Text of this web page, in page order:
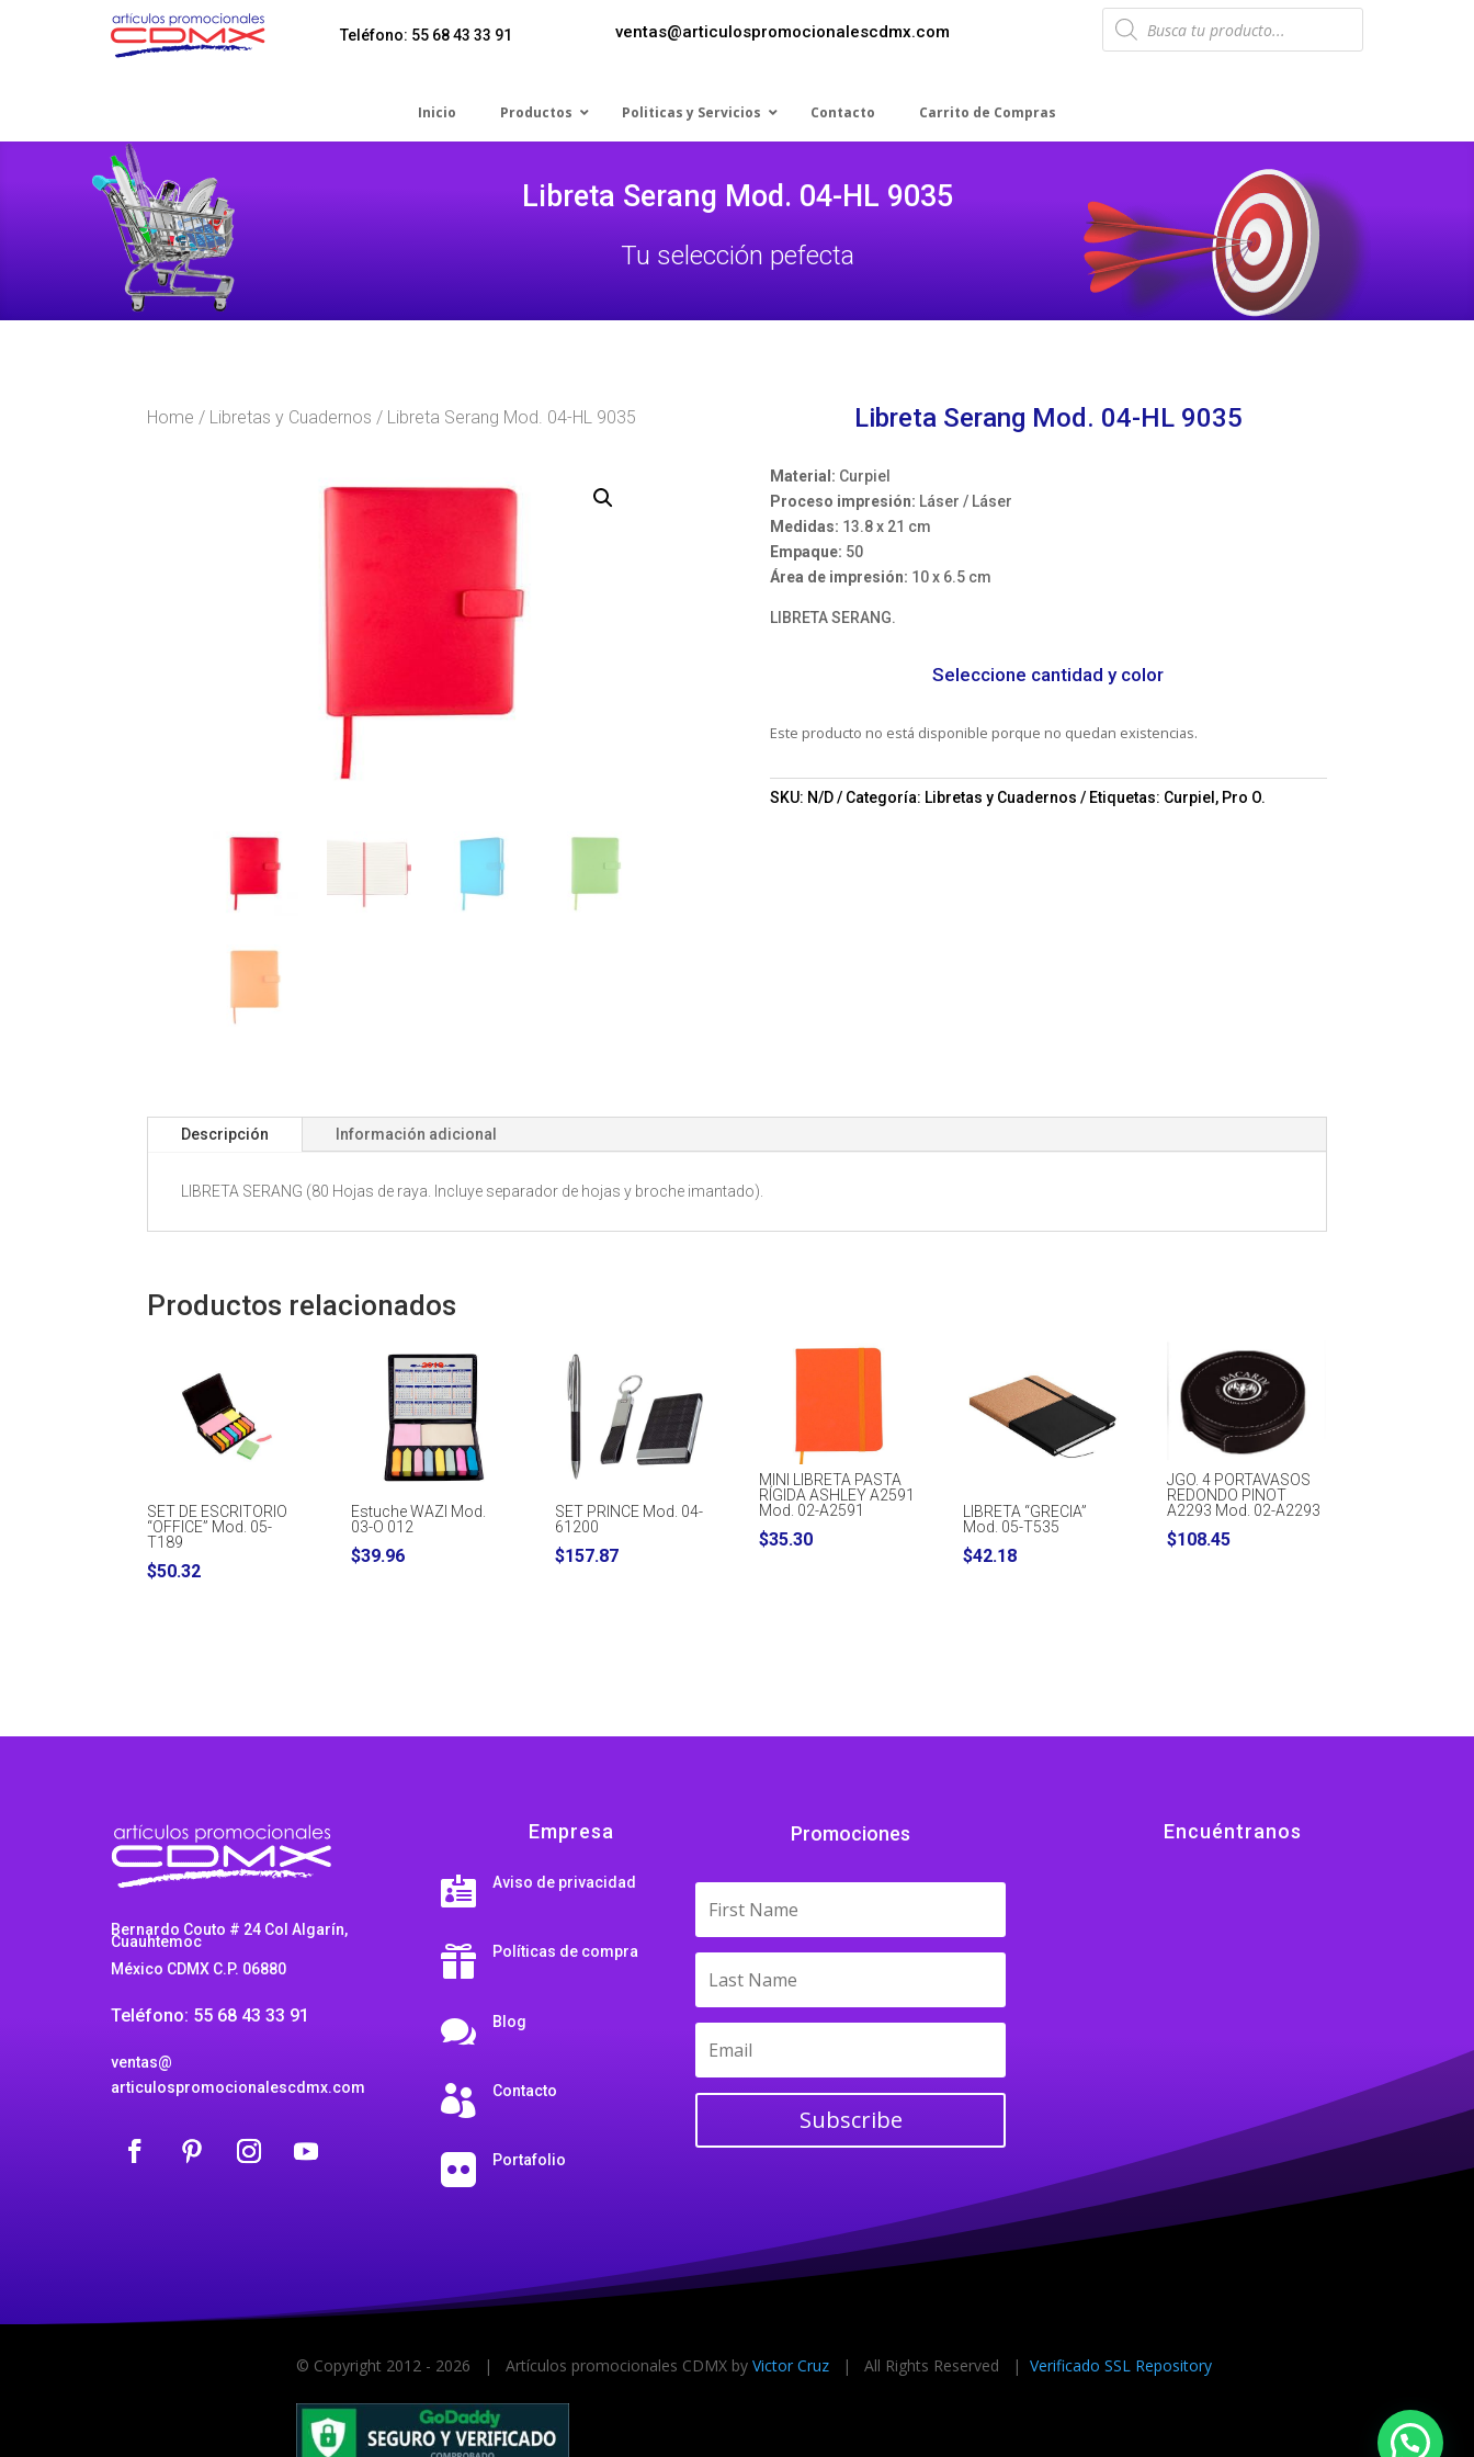
Teléfono: 55 68 43 33 91 ventas@articulospromocionalescdmx.com
Products
search
Inicio Productos Politicas y Servicios Contacto Carrito de Compras
Libreta Serang Mod. 04-HL 9035
Tu selección pefecta
Home / Libretas y Cuadernos / Libreta Serang Mod. 04-HL 9035 Libreta Serang Mod. 04-HL 9035
Material: Curpiel
Proceso impresión: Láser / Láser
Medidas: 13.8 x 21 cm
Empaque: 50
Área de impresión: 10 x 6.5 cm
LIBRETA SERANG.
Seleccione cantidad y color
Este producto no está disponible porque no quedan existencias.
SKU: N/D Categoría: Libretas y Cuadernos Etiquetas: Curpiel , Pro O.
Descripción Información adicional
LIBRETA SERANG (80 Hojas de raya. Incluye separador de hojas y broche imantado).
Productos relacionados
SET DE ESCRITORIO
“OFFICE” Mod. 05-
T189
$50.32
Estuche WAZI Mod.
03-O 012
$39.96
SET PRINCE Mod. 04-
61200
$157.87
MINI LIBRETA PASTA
RÍGIDA ASHLEY A2591
Mod. 02-A2591
$35.30
LIBRETA “GRECIA”
Mod. 05-T535
$42.18
JGO. 4 PORTAVASOS
REDONDO PINOT
A2293 Mod. 02-A2293
$108.45
Bernardo Couto # 24 Col Algarín,
Cuauhtemoc
México CDMX C.P. 06880
Teléfono: 55 68 43 33 91
ventas@
articulospromocionalescdmx.com
Empresa
 Aviso de privacidad
 Políticas de compra
 Blog
 Contacto
 Portafolio
Promociones
Subscribe
Encuéntranos
© Copyright 2012 - 2026 | Artículos promocionales CDMX byVictor Cruz | All Rights Reserved |Verificado SSL Repository